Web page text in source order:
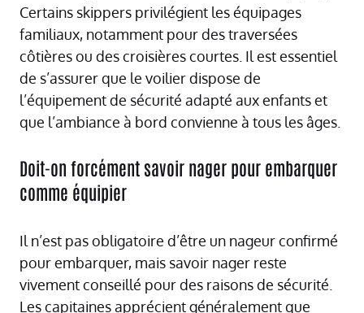
Certains skippers privilégient les équipages
familiaux, notamment pour des traversées
côtières ou des croisières courtes. Il est essentiel
de s’assurer que le voilier dispose de
l’équipement de sécurité adapté aux enfants et
que l’ambiance à bord convienne à tous les âges.
Doit-on forcément savoir nager pour embarquer
comme équipier
Il n’est pas obligatoire d’être un nageur confirmé
pour embarquer, mais savoir nager reste
vivement conseillé pour des raisons de sécurité.
Les capitaines apprécient généralement que